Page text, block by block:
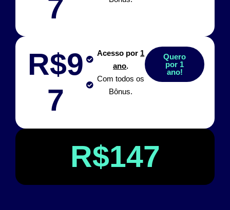
7
R$9
7
Acesso por 1
ano.
Com todos os
Bônus.
Quero
por 1
ano!
R$147